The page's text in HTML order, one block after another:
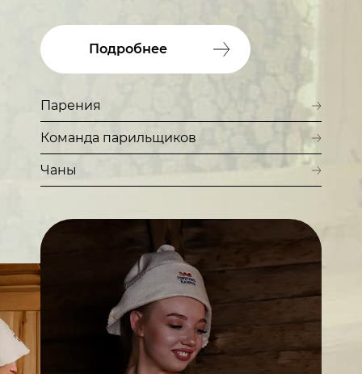
Подробнее
Парения
Команда парильщиков
Чаны